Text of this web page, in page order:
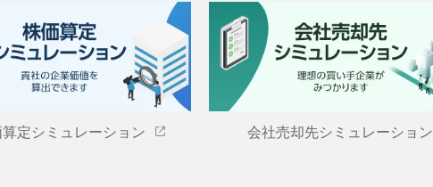
定シミュレーション 会社売却先シミュレーション